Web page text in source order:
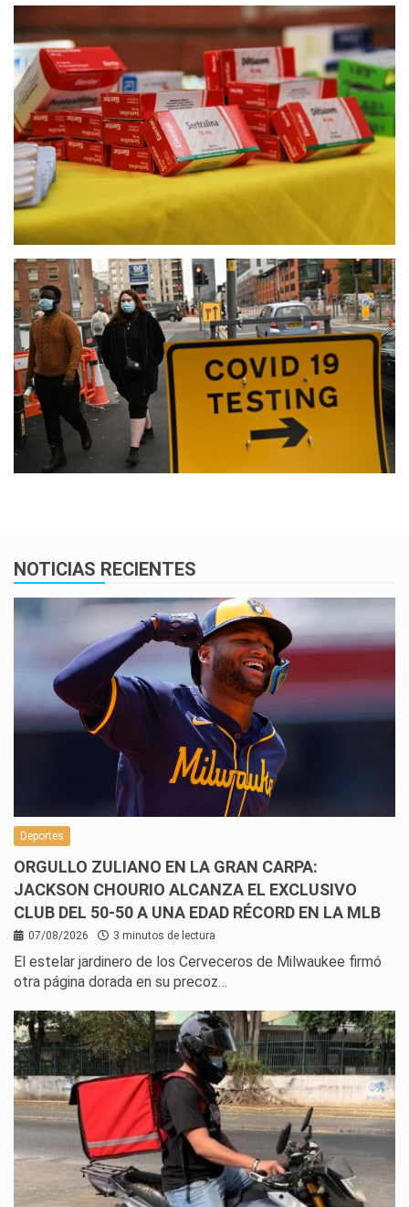
NOTICIAS RECIENTES
Deportes
ORGULLO ZULIANO EN LA GRAN CARPA:
JACKSON CHOURIO ALCANZA EL EXCLUSIVO
CLUB DEL 50-50 A UNA EDAD RÉCORD EN LA MLB
07/08/2026 3 minutos de lectura
El estelar jardinero de los Cerveceros de Milwaukee firmó
otra página dorada en su precoz…